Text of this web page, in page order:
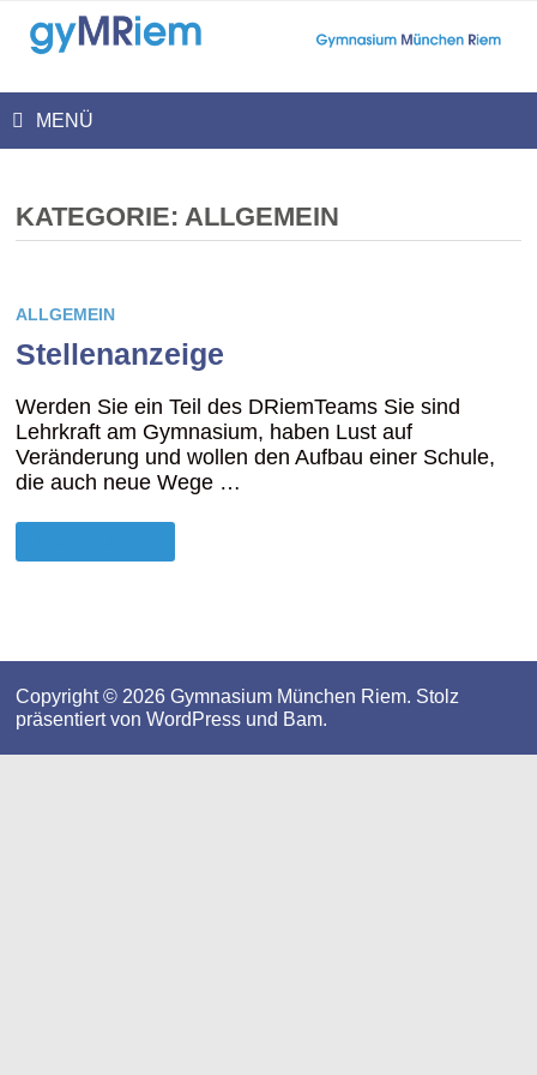
Inhalt
springen
MENÜ
KATEGORIE: ALLGEMEIN
ALLGEMEIN
Stellenanzeige
Werden Sie ein Teil des DRiemTeams Sie sind
Lehrkraft am Gymnasium, haben Lust auf
Veränderung und wollen den Aufbau einer Schule,
die auch neue Wege …
Copyright © 2026 Gymnasium München Riem. Stolz
präsentiert von WordPressund Bam.